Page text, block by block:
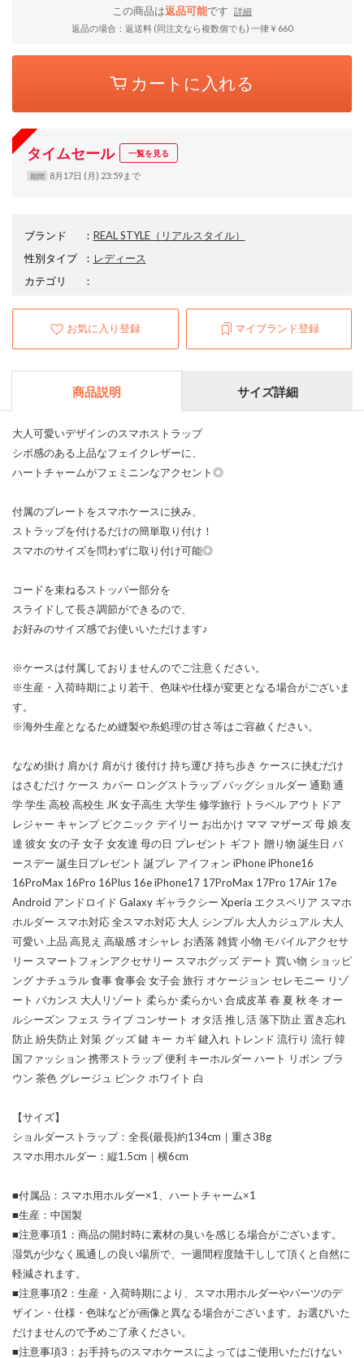
この商品は返品可能です
詳細
返品の場合：返送料 (同注文なら複数個でも) 一律￥660
カートに入れる
タイムセール 一覧を見る
期間 8月17日 (月) 23:59まで
ブランド ： REAL STYLE（リアルスタイル）
性別タイプ
： レディース
カテゴリ
：
お気に入り登録 マイブランド登録
商品説明 サイズ詳細
大人可愛いデザインのスマホストラップ
シボ感のある上品なフェイクレザーに、
ハートチャームがフェミニンなアクセント◎
付属のプレートをスマホケースに挟み、
ストラップを付けるだけの簡単取り付け！
スマホのサイズを問わずに取り付け可能◎
コードを束ねるストッパー部分を
スライドして長さ調節ができるので、
お好みのサイズ感でお使いいただけます♪
※ケースは付属しておりませんのでご注意ください。
※生産・入荷時期により若干、色味や仕様が変更となる場合がございま
す。
※海外生産となるため縫製や糸処理の甘さ等はご容赦ください。
ななめ掛け 肩かけ 肩がけ 後付け 持ち運び 持ち歩き ケースに挟むだけ
はさむだけ ケース カバー ロングストラップ バッグショルダー 通勤 通
学 学生 高校 高校生 JK 女子高生 大学生 修学旅行 トラベル アウトドア
レジャー キャンプ ピクニック デイリー お出かけ ママ マザーズ 母 娘 友
達 彼女 女の子 女子 女友達 母の日 プレゼント ギフト 贈り物 誕生日 バ
ースデー 誕生日プレゼント 誕プレ アイフォン iPhone iPhone16
16ProMax 16Pro 16Plus 16e iPhone17 17ProMax 17Pro 17Air 17e
Android アンドロイド Galaxy ギャラクシー Xperia エクスペリア スマホ
ホルダー スマホ対応 全スマホ対応 大人 シンプル 大人カジュアル 大人
可愛い 上品 高見え 高級感 オシャレ お洒落 雑貨 小物 モバイルアクセサ
リー スマートフォンアクセサリー スマホグッズ デート 買い物 ショッピ
ング ナチュラル 食事 食事会 女子会 旅行 オケージョン セレモニー リゾ
ート バカンス 大人リゾート 柔らか 柔らかい 合成皮革 春 夏 秋 冬 オー
ルシーズン フェス ライブ コンサート オタ活 推し活 落下防止 置き忘れ
防止 紛失防止 対策 グッズ 鍵 キー カギ 鍵入れ トレンド 流行り 流行 韓
国ファッション 携帯ストラップ 便利 キーホルダー ハート リボン ブラ
ウン 茶色 グレージュ ピンク ホワイト 白
【サイズ】
ショルダーストラップ：全長(最長)約134cm｜重さ38g
スマホ用ホルダー：縦1.5cm｜横6cm
■付属品：スマホ用ホルダー×1、ハートチャーム×1
■生産：中国製
■注意事項1：商品の開封時に素材の臭いを感じる場合がございます。
湿気が少なく風通しの良い場所で、一週間程度陰干しして頂くと自然に
軽減されます。
■注意事項2：生産・入荷時期により、スマホ用ホルダーやパーツのデ
ザイン・仕様・色味などが画像と異なる場合がございます。お選びいた
だけませんので予めご了承ください。
■注意事項3：お手持ちのスマホケースによってはご使用いただけない